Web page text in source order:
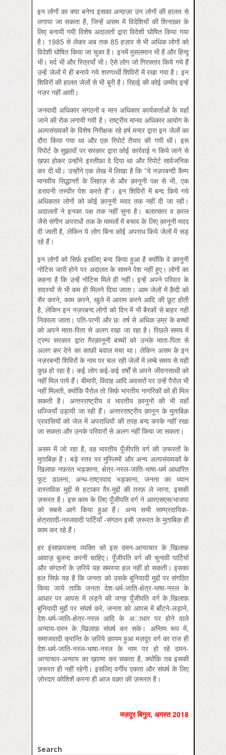
इन लोगों का क्या बनेगा इसका अन्दाज़ा उन लोगों की हालत से
लगाया जा सकता है, जिन्हें असम में विदेशियों की शि‍नाख़्त के
लिए बनायी गयी विशेष अदालतों द्वारा विदेशी घोषित किया गया
है। 1985 से लेकर अब तक 85 हज़ार से भी अधिक लोगों को
विदेशी घोषित किया जा चुका है। इनमें मुसलमान भी है और हिन्दू
भी। मर्द भी और स्त्रियाँ भी। ऐसे लोग जो गिरफ़्तार किये गये हैं
उन्हें जेलों में ही बनाये गये शरणार्थी शिविरों में रखा गया है। इन
शिविरों की हालत जेलों से भी बुरी है। रिहाई की कोई उम्मीद इन्हें
नज़र नहीं आती।
जनवादी अधिकार संगठनों व मान अधिकार कार्यकर्ताओं के यहाँ
जाने की रोक लगायी गयी है। राष्ट्रीय मानव अधिकार आयोग के
अल्पसंख्यकों के विशेष निरीक्षक रहे हर्ष मन्दर द्वारा इन जेलों का
दौरा किया गया था और एक रिपोर्ट तैयार की गयी थी। इस
रिपोर्ट के सुझावों पर सरकार द्वारा कोई कार्रवाई न किये जाने से
ख़फ़ा होकर उन्होंने इस्तीफ़ा दे दिया था और रिपोर्ट सार्वजनिक
कर दी थी। उन्होंने एक लेख में लिखा है कि ”ये नज़रबन्दी कैम्प
मानवीय सिद्धान्तों के लिहाज़ से और क़ानूनी पक्ष से भी, एक
डरावनी तस्वीर पेश करते हैं”। इन शिविरों में बन्द किये गये
अधिकतर लोगों को कोई क़ानूनी मदद तक नहीं दी जा रही।
अदालतों ने इनका पक्ष तक नहीं सुना है। बलात्कार व क़त्ल
जैसे संगीन अपराधों तक के मामलों में बचाव के लिए क़ानूनी मदद
दी जाती है, लेकिन ये लोग बिना कोई अपराध किये जेलों में सड़
रहे हैं।
इन लोगों को सिर्फ़ इसलिए बन्द किया हुआ है क्योंकि वे क़ानूनी
नोटिस जारी होने पर अदालत के सामने पेश नहीं हुए। लोगों का
कहना है कि उन्हें नोटिस मिले ही नहीं। इन्हें अपने परिवार के
सदस्यों से भी कम ही मिलने दिया जाता। आम जेलों में क़ैदी को
सैर करने, काम करने, खुले में आराम करने आदि की छूट होती
है, लेकिन इन नज़रबन्द लोगों को दिन में भी बैरकों से बाहर नहीं
निकाला जाता। पति-पत्नी और छः वर्ष से अधिक उम्र के बच्चों
को अपने माता-पिता से अलग रखा जा रहा है। पिछले समय में
ट्रम्प सरकार द्वारा ग़ैरक़ानूनी बच्चों को उनके माता-पिता से
अलग कर देने का काफ़ी बवाल मचा था। लेकिन असम के इन
नज़रबन्दी शिविरों के नाम पर चल रही जेलों में लम्बे समय से यही
कुछ हो रहा है। कई लोग कई-कई वर्षों से अपने जीवनसाथी को
नहीं मिल पाये हैं। बीमारी, विवाह आदि अवसरों पर उन्हें पैरोल भी
नहीं मिलती, क्योंकि पैरोल तो सिर्फ़ भारतीय नागरिकों को ही मिल
सकती है। अन्तरराष्ट्रीय व भारतीय क़ानूनों की भी यहाँ
धज्जियाँ उड़ायी जा रही हैं। अन्तरराष्ट्रीय क़ानून के मुताबिक़
प्रवासियों को जेल में अपराधियों की तरह बन्द करके नहीं रखा
जा सकता और उनके परिवारों से अलग नहीं किया जा सकता।
असम में जो रहा है, वह भारतीय पूँजीपति वर्ग की ज़रूरतों के
मुताबिक़ है। बड़े स्तर पर मुस्लिमों और अन्य अल्पसंख्यकों के
खि़लाफ़ नफ़रत भड़काना, क्षेत्र-नस्ल-जाति-भाषा-धर्म आधारित
फूट डालना, अन्ध-राष्ट्रवाद भड़काना, जनता का ध्यान
वास्तविक मुद्दों से हटाकर ग़ैर-मुद्दों की तरफ़ ले जाना, इसकी
ज़रूरत है। इस काम के लिए पूँजीपति वर्ग ने आरएसएस/भाजपा
को सबसे आगे किया हुआ है। अन्य सभी साम्प्रदायिक-
क्षेत्रवादी-नस्लवादी पार्टियाँ -संगठन इसी ज़रूरत के मुताबिक़ ही
काम कर रहे हैं।
हर इंसाफ़पसन्द व्यक्ति को इस दमन-अत्याचार के खि़लाफ़
आवाज़़ बुलन्द करनी चाहिए। पूँजीपति वर्ग की चुनावी पार्टियों
और संगठनों के ज़रिये यह समस्या हल नहीं हो सकती। इसका
हल सिर्फ़ यह है कि जनता को उसके बुनियादी मुद्दों पर संगठित
किया जाये ताकि जनता देश-धर्म-जाति-क्षेत्र-भाषा-नस्ल के
आधार पर आपस में लड़ने की जगह पूँजीपति वर्ग के खि़लाफ़
बुनियादी मुद्दों पर संघर्ष करे, जनता को आपस में बाँटने-लड़ाने,
देश-धर्म-जाति-क्षेत्र-नस्ल आदि के अाधार पर होने वाले
अन्याय-दमन के खि़लाफ़ संघर्ष कर सके। अन्तिम रूप में,
समाजवादी क्रान्ति के ज़रिये क़ायम हुआ मज़दूर वर्ग का राज ही
देश-धर्म-जाति-नस्ल-भाषा-नस्ल के नाम पर हो रहे दमन-
अत्याचार-अन्याय का ख़ात्मा कर सकता है, क्योंकि तब इसकी
ज़रूरत ही नहीं रहेगी। इसलिए वर्गीय एकता और संघर्ष के लिए
ज़ोरदार कोशिशें करना ही आज वक़्त की ज़रूरत है।
मज़दूर बिगुल, अगस्‍त 2018
Search